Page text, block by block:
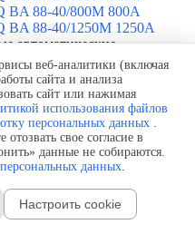
BA 88-40/800M 800A
BA 88-40/1250М 1250A
автоматические
▼
ВА99-40B 3F M2C2S2 M
ВА99-40A 3F M2C2S2 М
ВА99-40A 3F M2C2S2 М
ВА99-40A 3F M2C2S2 М
ВА99-40A 3F M2C2S2 М
веб-аналитики (включая
сайта и анализа
сайт или нажимая
использования файлов
персональных данных .
свое согласие в
данные не собираются.
данных.
Настроить cookie